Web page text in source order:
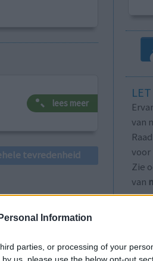
Information
parties, or processing of your
us, please use the below opt-out
lees meer
tevredenheid
van
voor
Zie
van